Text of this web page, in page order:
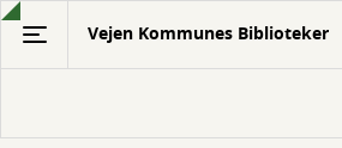
Gå
hovedindhold
Vejen Kommunes Biblioteker